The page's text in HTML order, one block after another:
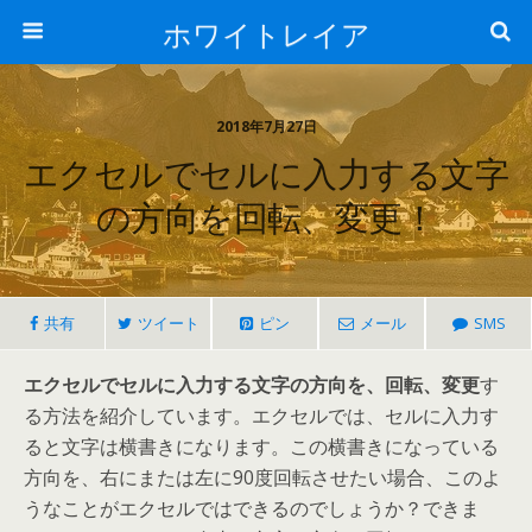
ホワイトレイア
2018年7月27日
エクセルでセルに入力する文字
の方向を回転、変更！
共有 ツイート ピン メール SMS
エクセルでセルに入力する文字の方向を、回転、変更す
る方法を紹介しています。エクセルでは、セルに入力す
ると文字は横書きになります。この横書きになっている
方向を、右にまたは左に90度回転させたい場合、このよ
うなことがエクセルではできるのでしょうか？できま